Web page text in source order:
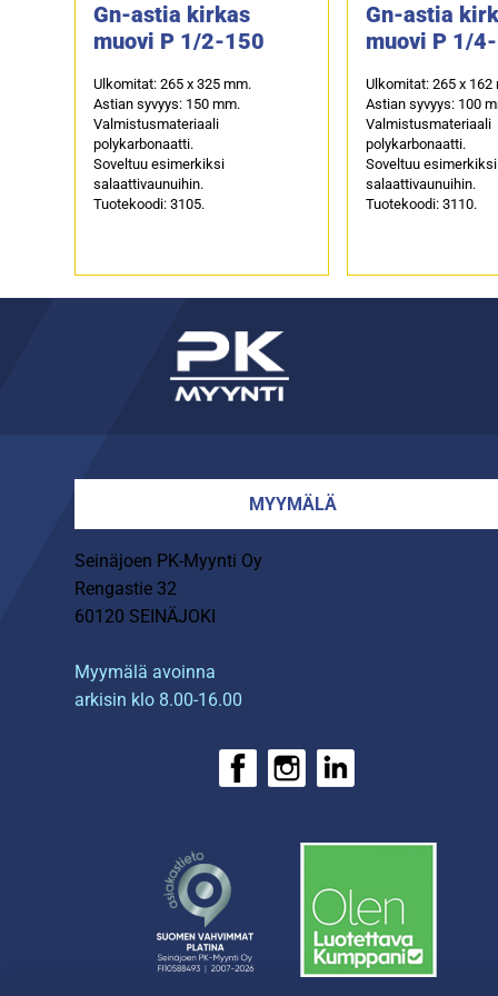
Gn-astia kirkas
muovi P 1/2-150
Ulkomitat: 265 x 325 mm.
Astian syvyys: 150 mm.
Valmistusmateriaali
polykarbonaatti.
Soveltuu esimerkiksi
salaattivaunuihin.
Tuotekoodi: 3105.
Gn-astia
muovi P 1/
Ulkomitat: 265 x 162
Astian syvyys: 100
Valmistusmateriaali
polykarbonaatti.
Soveltuu esimerkiksi
salaattivaunuihin.
Tuotekoodi: 3110.
MYYMÄLÄ
Seinäjoen PK-Myynti Oy
Rengastie 32
60120 SEINÄJOKI
Myymälä avoinna
arkisin klo 8.00-16.00